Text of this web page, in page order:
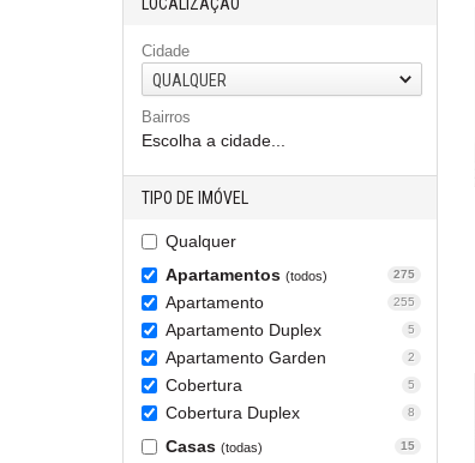
Cidade
QUALQUER
Bairros
Escolha a cidade...
TIPO DE IMÓVEL
Qualquer
Apartamentos (todos) 275
Apartamento 255
Apartamento Duplex 5
Apartamento Garden 2
Cobertura 5
Cobertura Duplex 8
Casas (todas) 15